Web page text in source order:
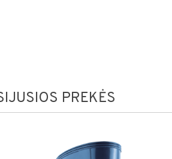
PREKĖS